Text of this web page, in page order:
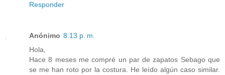
Responder
Anónimo 8:13 p. m.
Hola,
Hace 8 meses me compré un par de zapatos Sebago que
se me han roto por la costura. He leído algún caso similar.